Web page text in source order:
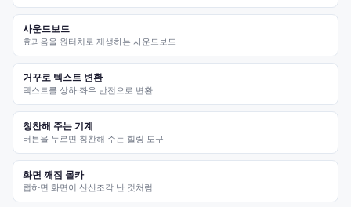
사운드보드
효과음을 원터치로 재생하는 사운드보드
거꾸로 텍스트 변환
텍스트를 상하·좌우 반전으로 변환
칭찬해 주는 기계
버튼을 누르면 칭찬해 주는 힐링 도구
화면 깨짐 몰카
탭하면 화면이 산산조각 난 것처럼